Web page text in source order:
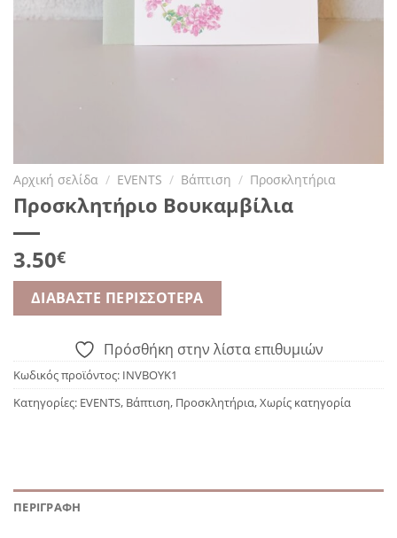
Αρχική σελίδα / EVENTS / Βάπτιση / Προσκλητήρια
Προσκλητήριο Βουκαμβίλια
3.50€
ΔΙΑΒΆΣΤΕ ΠΕΡΙΣΣΌΤΕΡΑ
Πρόσθήκη στην λίστα επιθυμιών
Κωδικός προϊόντος: INVBOYK1
Κατηγορίες: EVENTS, Βάπτιση, Προσκλητήρια,Χωρίς κατηγορία
ΠΕΡΙΓΡΑΦΉ